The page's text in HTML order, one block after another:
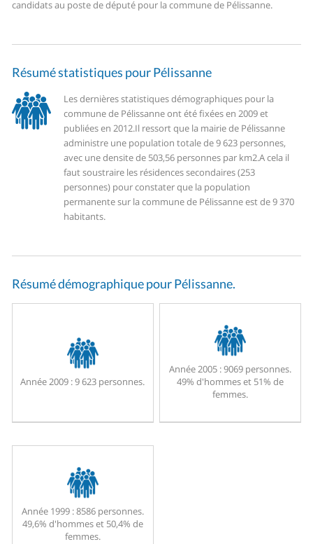
candidats au poste de député pour la commune de Pélissanne.
Résumé statistiques pour Pélissanne
Les dernières statistiques démographiques pour la
commune de Pélissanne ont été fixées en 2009 et
publiées en 2012.Il ressort que la mairie de Pélissanne
administre une population totale de 9 623 personnes,
avec une densite de 503,56 personnes par km2.A cela il
faut soustraire les résidences secondaires (253
personnes) pour constater que la population
permanente sur la commune de Pélissanne est de 9 370
habitants.
Résumé démographique pour Pélissanne.
Année 2009 :9 623 personnes.
Année 2005 :9069 personnes.
49% d'hommes et 51% de
femmes.
Année 1999 :8586 personnes.
49,6% d'hommes et 50,4% de
femmes.